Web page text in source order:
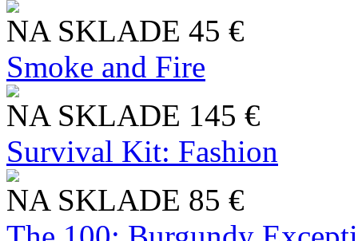
NA SKLADE 45 €
Smoke and Fire
NA SKLADE 145 €
Survival Kit: Fashion
NA SKLADE 85 €